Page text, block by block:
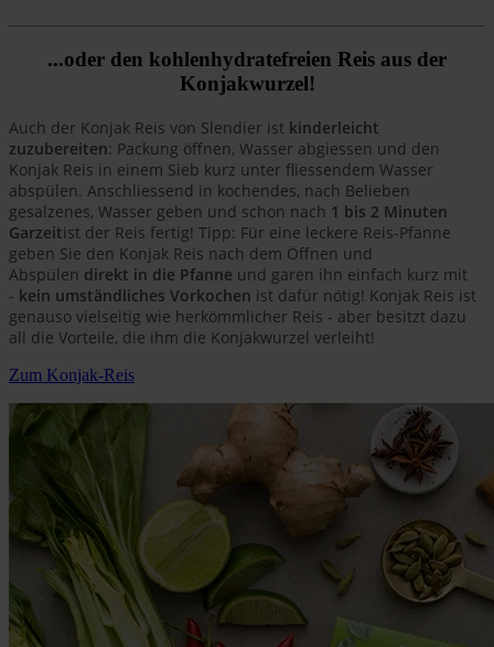
...oder den kohlenhydratefreien Reis aus der
Konjakwurzel!
Auch der Konjak Reis von Slendier ist kinderleicht
zuzubereiten: Packung öffnen, Wasser abgiessen und den
Konjak Reis in einem Sieb kurz unter fliessendem Wasser
abspülen. Anschliessend in kochendes, nach Belieben
gesalzenes, Wasser geben und schon nach 1 bis 2 Minuten
Garzeitist der Reis fertig! Tipp: Für eine leckere Reis-Pfanne
geben Sie den Konjak Reis nach dem Öffnen und
Abspülen direkt in die Pfanne und garen ihn einfach kurz mit
- kein umständliches Vorkochen ist dafür nötig! Konjak Reis ist
genauso vielseitig wie herkömmlicher Reis - aber besitzt dazu
all die Vorteile, die ihm die Konjakwurzel verleiht!
Zum Konjak-Reis